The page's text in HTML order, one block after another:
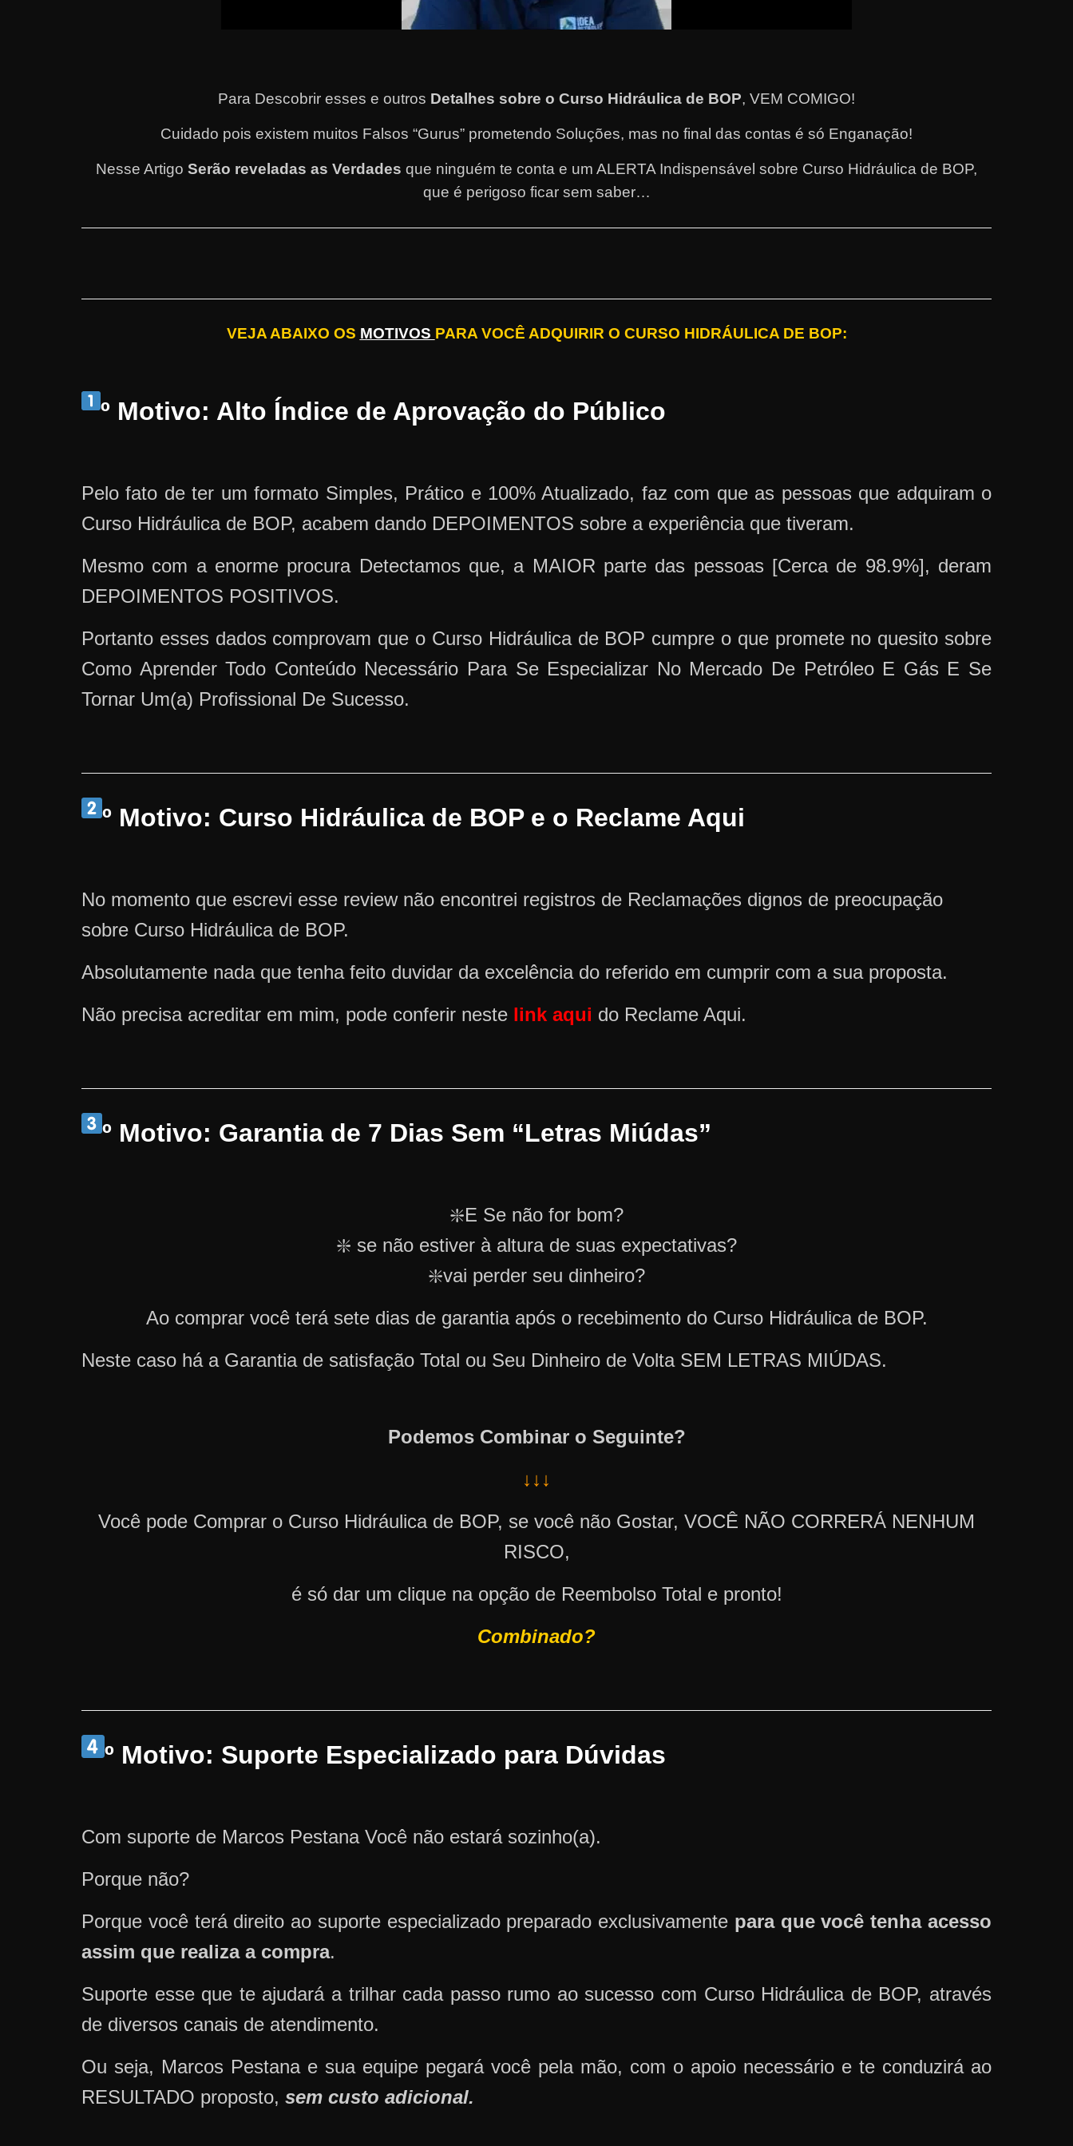
Para Descobrir esses e outros Detalhes sobre o Curso Hidráulica de BOP, VEM COMIGO!
Cuidado pois existem muitos Falsos “Gurus” prometendo Soluções, mas no final das contas é só Enganação!
Nesse Artigo Serão reveladas as Verdades que ninguém te conta e um ALERTA Indispensável sobre Curso Hidráulica de BOP,
que é perigoso ficar sem saber…
VEJA ABAIXO OS MOTIVOS PARA VOCÊ ADQUIRIR O CURSO HIDRÁULICA DE BOP:
º Motivo: Alto Índice de Aprovação do Público
Pelo fato de ter um formato Simples, Prático e 100% Atualizado, faz com que as pessoas que adquiram o
Curso Hidráulica de BOP, acabem dando DEPOIMENTOS sobre a experiência que tiveram.
Mesmo com a enorme procura Detectamos que, a MAIOR parte das pessoas [Cerca de 98.9%], deram
DEPOIMENTOS POSITIVOS.
Portanto esses dados comprovam que o Curso Hidráulica de BOP cumpre o que promete no quesito sobre
Como Aprender Todo Conteúdo Necessário Para Se Especializar No Mercado De Petróleo E Gás E Se
Tornar Um(a) Profissional De Sucesso.
º Motivo: Curso Hidráulica de BOP e o Reclame Aqui
No momento que escrevi esse review não encontrei registros de Reclamações dignos de preocupação
sobre Curso Hidráulica de BOP.
Absolutamente nada que tenha feito duvidar da excelência do referido em cumprir com a sua proposta.
Não precisa acreditar em mim, pode conferir neste link aqui do Reclame Aqui.
º Motivo: Garantia de 7 Dias Sem “Letras Miúdas”
❇️E Se não for bom?
❇️ se não estiver à altura de suas expectativas?
❇️vai perder seu dinheiro?
Ao comprar você terá sete dias de garantia após o recebimento do Curso Hidráulica de BOP.
Neste caso há a Garantia de satisfação Total ou Seu Dinheiro de Volta SEM LETRAS MIÚDAS.
Podemos Combinar o Seguinte?
↓↓↓
Você pode Comprar o Curso Hidráulica de BOP, se você não Gostar, VOCÊ NÃO CORRERÁ NENHUM
RISCO,
é só dar um clique na opção de Reembolso Total e pronto!
Combinado?
º Motivo: Suporte Especializado para Dúvidas
Com suporte de Marcos Pestana Você não estará sozinho(a).
Porque não?
Porque você terá direito ao suporte especializado preparado exclusivamente para que você tenha acesso
assim que realiza a compra.
Suporte esse que te ajudará a trilhar cada passo rumo ao sucesso com Curso Hidráulica de BOP, através
de diversos canais de atendimento.
Ou seja, Marcos Pestana e sua equipe pegará você pela mão, com o apoio necessário e te conduzirá ao
RESULTADO proposto, sem custo adicional.